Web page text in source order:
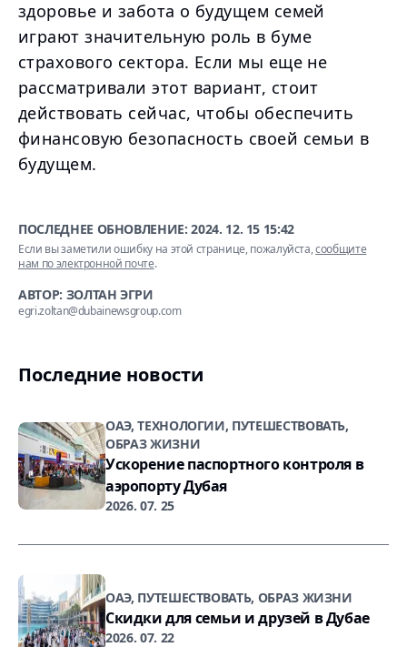
здоровье и забота о будущем семей
играют значительную роль в буме
страхового сектора. Если мы еще не
рассматривали этот вариант, стоит
действовать сейчас, чтобы обеспечить
финансовую безопасность своей семьи в
будущем.
ПОСЛЕДНЕЕ ОБНОВЛЕНИЕ:2024. 12. 15 15:42
Если вы заметили ошибку на этой странице, пожалуйста,сообщите
нам по электронной почте.
АВТОР: ЗОЛТАН ЭГРИ
egri.zoltan@dubainewsgroup.com
Последние новости
ОАЭ, ТЕХНОЛОГИИ, ПУТЕШЕСТВОВАТЬ,
ОБРАЗ ЖИЗНИ
Ускорение паспортного контроля в
аэропорту Дубая
2026. 07. 25
ОАЭ, ПУТЕШЕСТВОВАТЬ, ОБРАЗ ЖИЗНИ
Скидки для семьи и друзей в Дубае
2026. 07. 22